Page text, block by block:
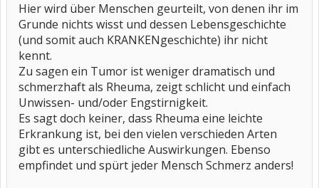
Hier wird über Menschen geurteilt, von denen ihr im
Grunde nichts wisst und dessen Lebensgeschichte
(und somit auch KRANKENgeschichte) ihr nicht
kennt.
Zu sagen ein Tumor ist weniger dramatisch und
schmerzhaft als Rheuma, zeigt schlicht und einfach
Unwissen- und/oder Engstirnigkeit.
Es sagt doch keiner, dass Rheuma eine leichte
Erkrankung ist, bei den vielen verschieden Arten
gibt es unterschiedliche Auswirkungen. Ebenso
empfindet und spürt jeder Mensch Schmerz anders!